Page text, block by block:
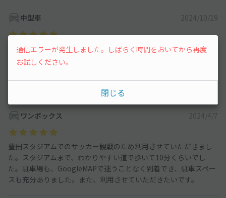
中型車 2024/10/19
とても綺麗なご自宅の駐車場でした。
akippaの看板で案内してくれており、わかりやすかったです。
いていたら利用したいです。ありがとうございました！
ワンボックス 2024/4/7
豊田スタジアムでのサッカー観戦のため利用させていただきまし
た。スタジアムまで、わかりやすい道で歩いて10分くらいでし
た。駐車場も、GoogleMAPで迷うことなく到着でき、駐車スペー
スも充分ありました。また、利用させていただきたいです。
通信エラーが発生しました。しばらく時間をおいてから再度
お試しください。
閉じる